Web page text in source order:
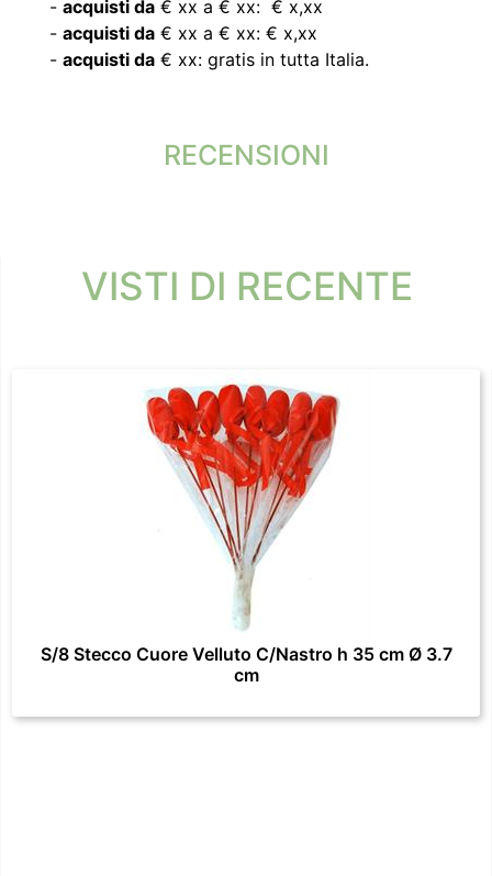
- acquisti da € xx a € xx: € x,xx
- acquisti da € xx a € xx: € x,xx
- acquisti da € xx: gratis in tutta Italia.
RECENSIONI
VISTI DI RECENTE
S/8 Stecco Cuore Velluto C/Nastro h 35 cm Ø 3.7
cm